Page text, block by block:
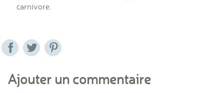
carnivore.
Ajouter un commentaire